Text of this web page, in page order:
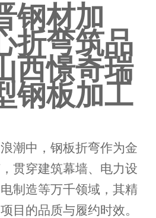
钢材加
折弯筑品
憬奇瑞
钢板加工
潮中，钢板折弯作为金
贯穿建筑幕墙、电力设
制造等万千领域，其精
目的品质与履约时效。